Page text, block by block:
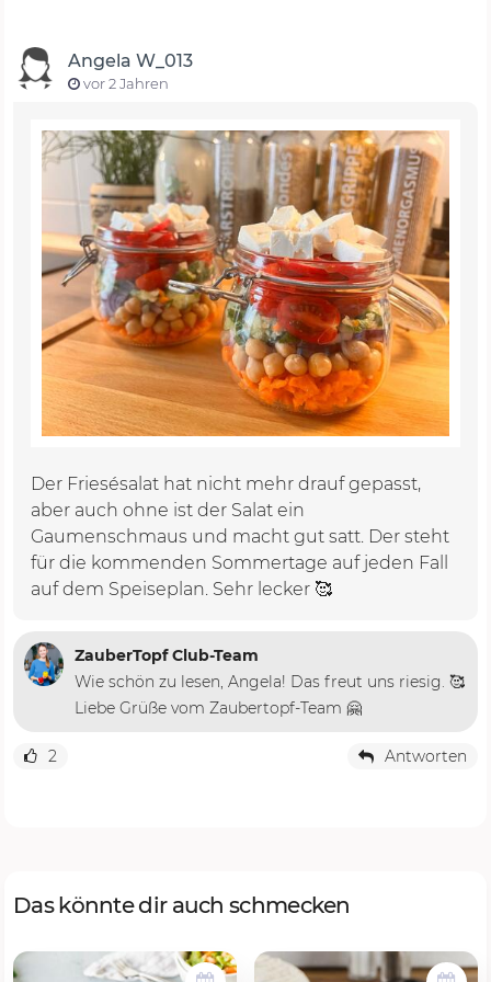
Angela W_013
vor 2 Jahren
Der Friesésalat hat nicht mehr drauf gepasst,
aber auch ohne ist der Salat ein
Gaumenschmaus und macht gut satt. Der steht
für die kommenden Sommertage auf jeden Fall
auf dem Speiseplan. Sehr lecker 🥰
ZauberTopf Club-Team
Wie schön zu lesen, Angela! Das freut uns riesig. 🥰
Liebe Grüße vom Zaubertopf-Team 🤗
2 Antworten
Das könnte dir auch schmecken